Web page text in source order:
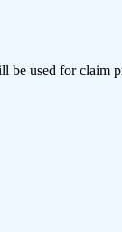
be used for claim